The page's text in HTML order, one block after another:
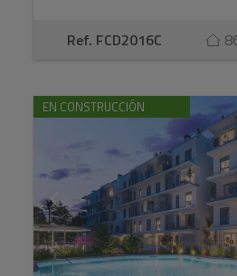
Ref. FCD2016C
EN CONSTRUCCIÓN